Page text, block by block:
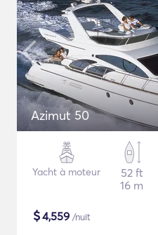
Azimut 50
Yacht à moteur
52 ft
16 m
$4,559 /nuit